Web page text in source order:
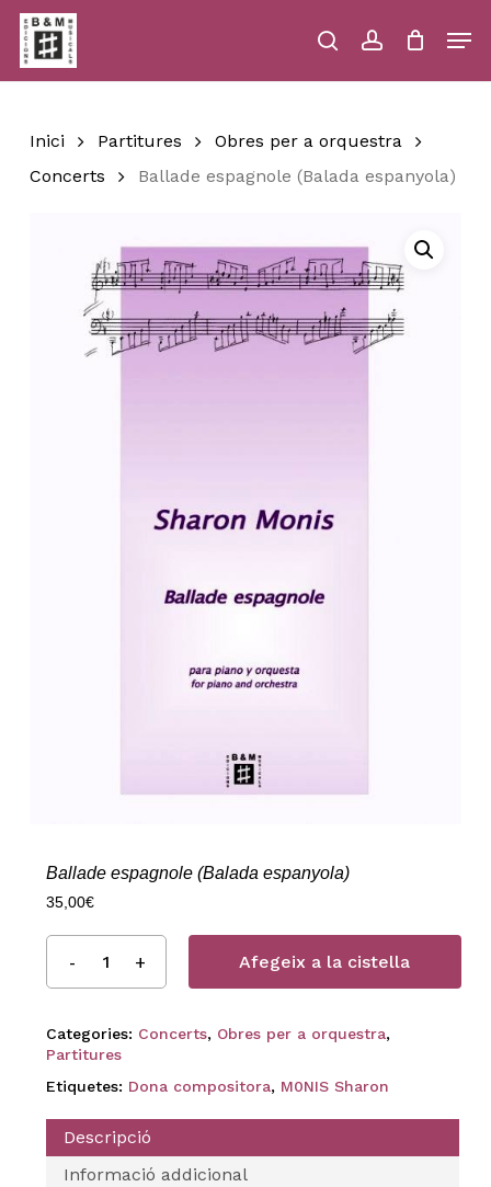
Skip
main
content
searchaccount
Close
Inici Partitures
Obres per a orquestra
Concerts
Ballade espagnole (Balada espanyola)
Ballade espagnole (Balada espanyola)
35,00€
Afegeix a la cistella
Categories: Concerts, Obres per a orquestra,
Partitures
Etiquetes: Dona compositora, M0NIS Sharon
Descripció
Informació addicional
Menu